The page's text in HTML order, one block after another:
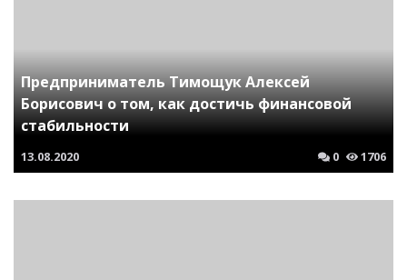
Предприниматель Тимощук Алексей
Борисович о том, как достичь финансовой
стабильности
13.08.2020 0 1706